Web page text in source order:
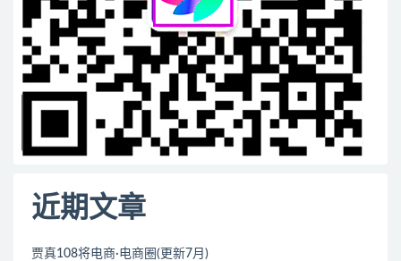
近期文章
贾真108将电商·电商圈(更新7月)